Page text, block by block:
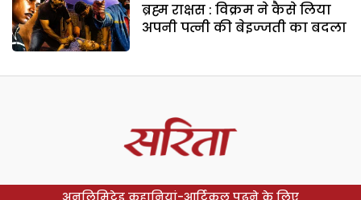
ब्रह्म राक्षस : विक्रम ने कैसे लिया
अपनी पत्नी की बेइज्जती का बदला
अनलिमिटेड कहानियां-आर्टिकल पढ़ने के लिए